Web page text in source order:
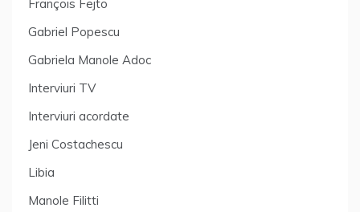
François Fejtö
Gabriel Popescu
Gabriela Manole Adoc
Interviuri TV
Interviuri acordate
Jeni Costachescu
Libia
Manole Filitti